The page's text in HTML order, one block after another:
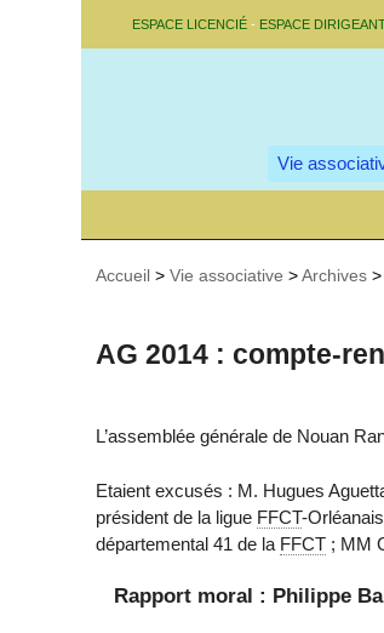
ESPACE LICENCIÉ - ESPACE
Vie
Accueil >Vie associative >Archives >
AG 2014 : compte-
L’assemblée générale de Nouan
Etaient excusés : M. Hugues
président de la ligue FFCT-
départemental 41 de la FFCT ; MM
Rapport moral : Philippe